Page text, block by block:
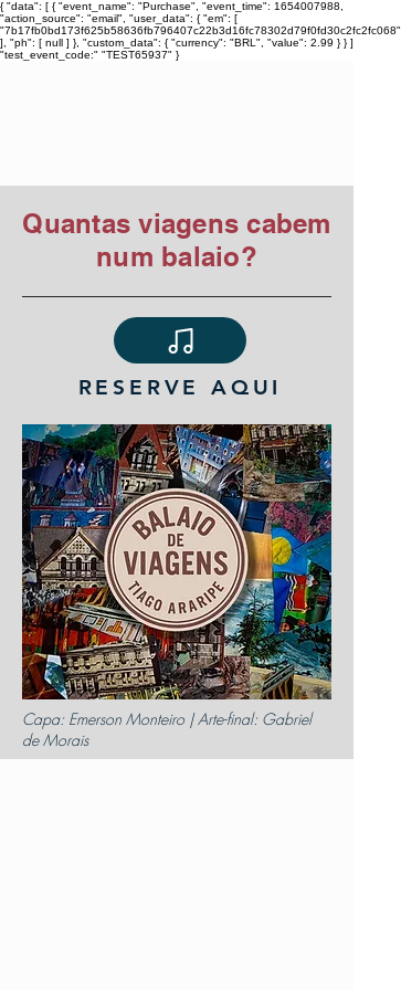
{ "data": [ { "event_name": "Purchase", "event_time": 1654007988,
"action_source": "email", "user_data": { "em": [
"7b17fb0bd173f625b58636fb796407c22b3d16fc78302d79f0fd30c2fc2fc068"
], "ph": [ null ] }, "custom_data": { "currency": "BRL", "value": 2.99 } } ]
"test_event_code:" "TEST65937" }
Quantas viagens cabem
num balaio?
RESERVE AQUI
Capa: Emerson Monteiro | Arte-final: Gabriel
de Morais